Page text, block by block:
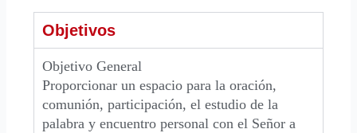
Objetivos
Objetivo General
Proporcionar un espacio para la oración,
comunión, participación, el estudio de la
palabra y encuentro personal con el Señor a